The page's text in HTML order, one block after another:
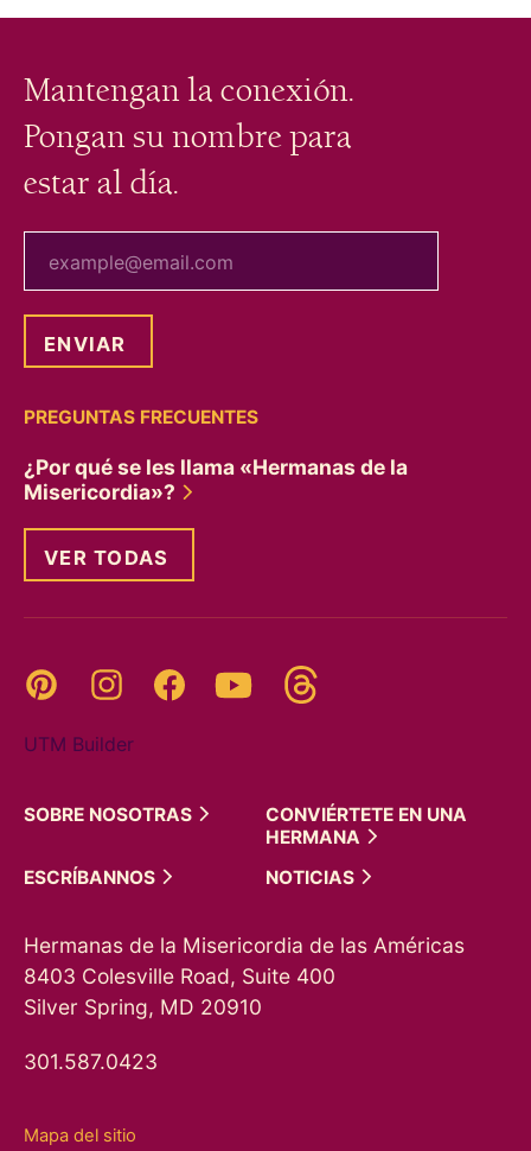
Mantengan la conexión.
Pongan su nombre para
estar al día.
PREGUNTAS FRECUENTES
¿Por qué se les llama «Hermanas de la
Misericordia»?
VER TODAS
Pinterest InstagramFacebookYouTube
UTM Builder
SOBRE NOSOTRAS
CONVIÉRTETE EN UNA
HERMANA
ESCRÍBANNOS
NOTICIAS
Hermanas de la Misericordia de las Américas
8403 Colesville Road, Suite 400
Silver Spring, MD 20910
301.587.0423
Mapa del sitio